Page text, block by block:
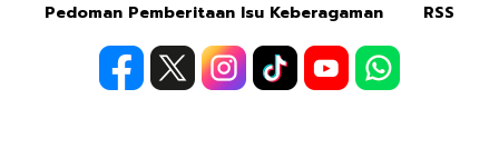
Pedoman Pemberitaan Isu Keberagaman
RSS